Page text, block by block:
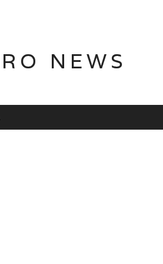
NEWS